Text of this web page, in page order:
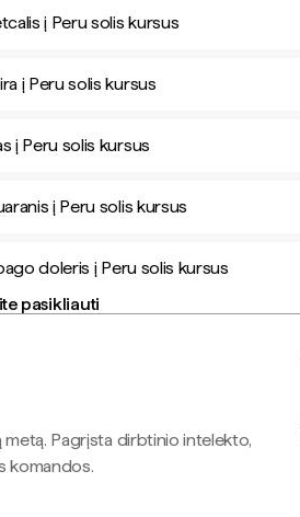
į Peru solis kursus
į Peru solis kursus
į Peru solis kursus
į Peru solis kursus
doleris į Peru solis kursus
pasikliauti
Pagrįsta dirbtinio intelekto,
komandos.